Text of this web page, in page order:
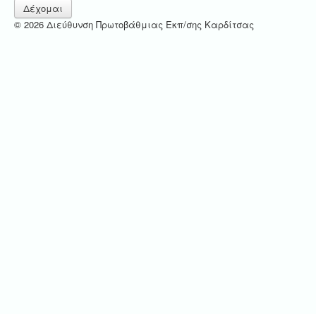
Δέχομαι
© 2026 Διεύθυνση Πρωτοβάθμιας Εκπ/σης Καρδίτσας